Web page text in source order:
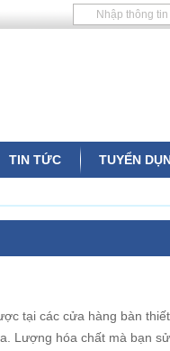
TIN TỨC TUYỂN
tại các cửa hàng bàn
Lượng hóa chất mà bạn